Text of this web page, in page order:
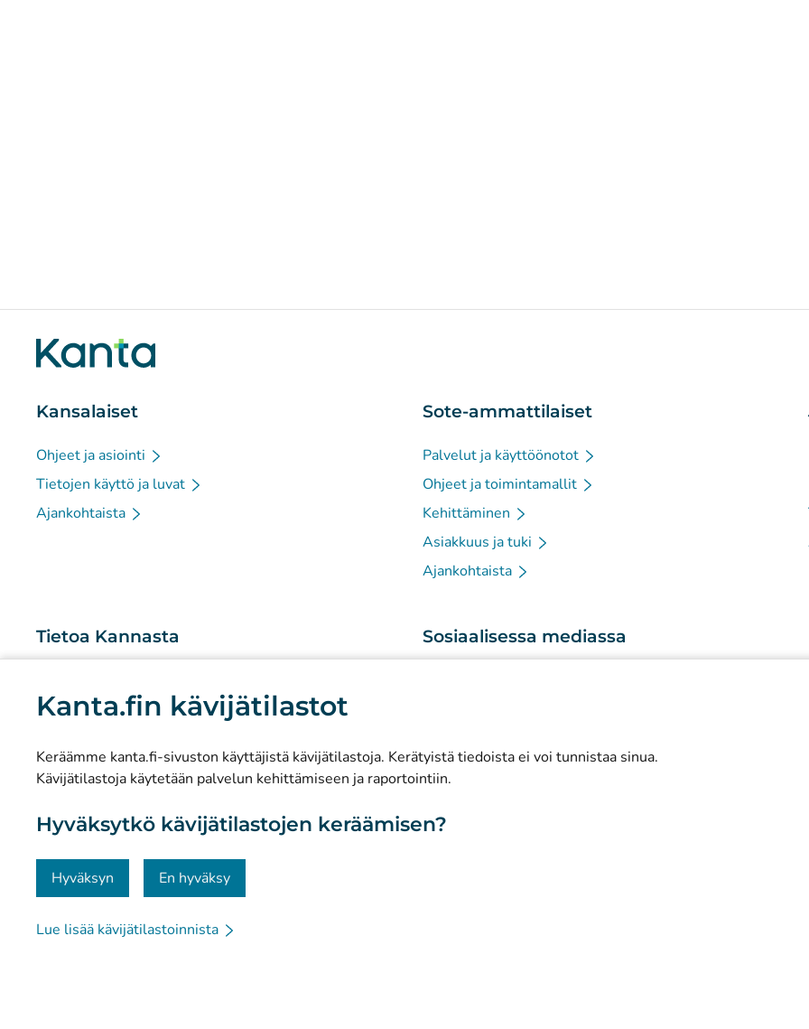
Kanta.fin kävijätilastot
Keräämme kanta.fi-sivuston käyttäjistä kävijätilastoja. Kerätyistä tiedoista ei voi tunnistaa sinua.
Kävijätilastoja käytetään palvelun kehittämiseen ja raportointiin.
Hyväksytkö kävijätilastojen keräämisen?
Hyväksyn En hyväksy
Lue lisää kävijätilastoinnista
Kansalaiset
Ohjeet ja asiointi
Tietojen käyttö ja luvat
Ajankohtaista
Sote-ammattilaiset
Palvelut ja käyttöönotot
Ohjeet ja toimintamallit
Kehittäminen
Asiakkuus ja tuki
Ajankohtaista
Tietoa Kannasta
Tutkimus ja tiedolla johtaminen
Tietosuoja ja saavutettavuus
Viestintä ja sosiaalinen media
Sosiaalisessa mediassa
© Kanta-Palvelut, Kansaneläkelaitos